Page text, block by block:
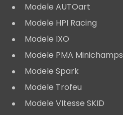
Modele AUTOart
Modele HPI Racing
Modele IXO
Modele PMA Minichamps
Modele Spark
Modele Trofeu
Modele VItesse SKID